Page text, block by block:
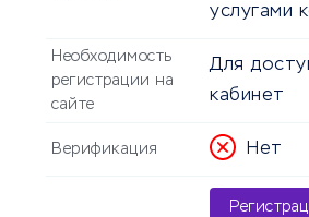
услугами
Необходимость
регистрации на
сайте
Для
кабинет
Верификация Нет